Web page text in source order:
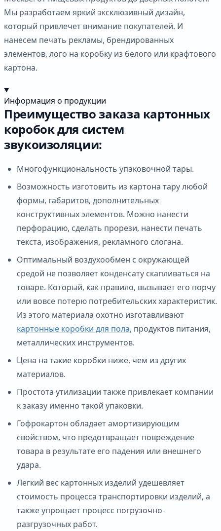
Мы разработаем яркий эксклюзивный дизайн,
который привлечет внимание покупателей. И
нанесем печать рекламы, брендированных
элементов, лого на коробку из белого или крафтового
картона.
Информация о продукции
Преимущество заказа картонных
коробок для систем
звукоизоляции:
Многофункциональность упаковочной тары.
Возможность изготовить из картона тару любой
формы, габаритов, дополнительных
конструктивных элементов. Можно нанести
перфорацию, сделать прорези, нанести печать
текста, изображения, рекламного слогана.
Оптимальный воздухообмен с окружающей
средой не позволяет конденсату скапливаться на
товаре. Который, как правило, вызывает его порчу
или вовсе потерю потребительских характеристик.
Из этого материала охотно изготавливают
картонные коробки для пола, продуктов питания,
металлических инструментов.
Цена на такие коробки ниже, чем из других
материалов.
Простота утилизации также привлекает компании
к заказу именно такой упаковки.
Гофрокартон обладает амортизирующим
свойством, что предотвращает повреждение
товара в результате его падения или внешнего
удара.
Легкий вес картонных изделий удешевляет
стоимость процесса транспортировки изделий, а
также упрощает процесс погрузочно-
разгрузочных работ.